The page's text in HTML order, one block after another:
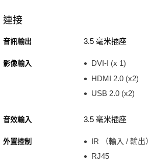
連接
音訊輸出 3.5 毫米插座
影像輸入
DVI-I (x 1)
HDMI 2.0 (x2)
USB 2.0 (x2)
音效輸入 3.5 毫米插座
外置控制
IR （輸入 / 輸出
RJ45